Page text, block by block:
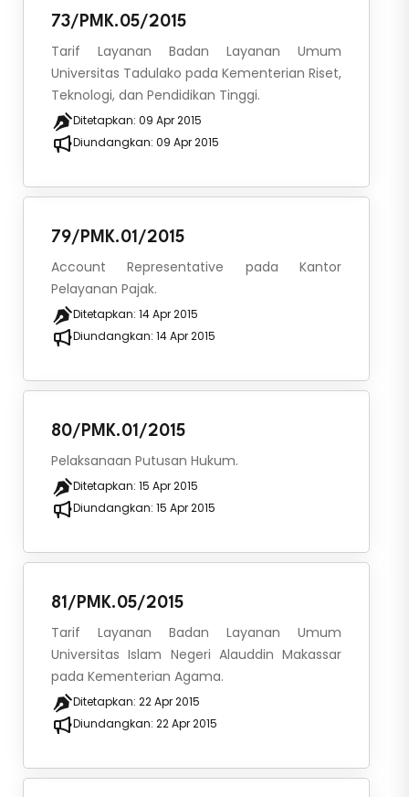
73/PMK.05/2015
Tarif Layanan Badan Layanan Umum
Universitas Tadulako pada Kementerian Riset,
Teknologi, dan Pendidikan Tinggi.
Ditetapkan: 09 Apr 2015
Diundangkan: 09 Apr 2015
79/PMK.01/2015
Account Representative pada Kantor
Pelayanan Pajak.
Ditetapkan: 14 Apr 2015
Diundangkan: 14 Apr 2015
80/PMK.01/2015
Pelaksanaan Putusan Hukum.
Ditetapkan: 15 Apr 2015
Diundangkan: 15 Apr 2015
81/PMK.05/2015
Tarif Layanan Badan Layanan Umum
Universitas Islam Negeri Alauddin Makassar
pada Kementerian Agama.
Ditetapkan: 22 Apr 2015
Diundangkan: 22 Apr 2015